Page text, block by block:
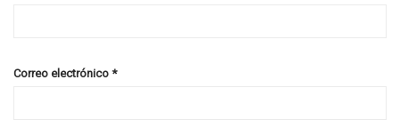
Correo electrónico *